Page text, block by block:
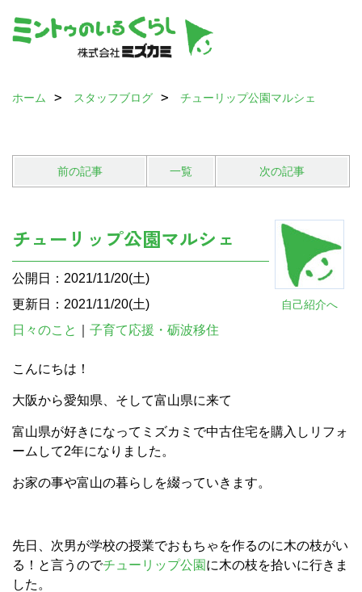
ホーム スタッフブログ チューリップ公園マルシェ
前の記事 一覧 次の記事
自己紹介へ
チューリップ公園マルシェ
公開日：2021/11/20(土)
更新日：2021/11/20(土)
日々のこと
子育て応援・砺波移住
こんにちは！
大阪から愛知県、そして富山県に来て
富山県が好きになってミズカミで中古住宅を購入しリフォ
ームして2年になりました。
お家の事や富山の暮らしを綴っていきます。
先日、次男が学校の授業でおもちゃを作るのに木の枝がい
る！と言うのでチューリップ公園 に木の枝を拾いに行きま
した。